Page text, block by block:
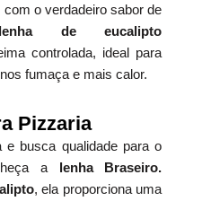
o verdadeiro sabor de
lenha de eucalipto
controlada, ideal para
fumaça e mais calor.
Pizzaria
busca qualidade para o
a lenha Braseiro.
, ela proporciona uma